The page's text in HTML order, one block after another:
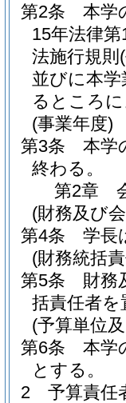
第2条
本学
15年法律
法施行規則
並びに本
るところ
(事業年度)
第3条
本学
終わる。
第2章
(財務及び
第4条
学長
(財務統括
第5条
財務
括責任者
(予算単位
第6条
本学
とする。
2
予算責任